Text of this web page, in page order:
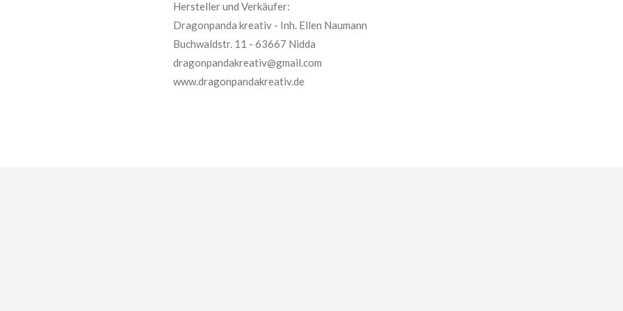
Hersteller und Verkäufer:
Dragonpanda kreativ - Inh. Ellen Naumann
Buchwaldstr. 11 - 63667 Nidda
dragonpandakreativ@gmail.com
www.dragonpandakreativ.de